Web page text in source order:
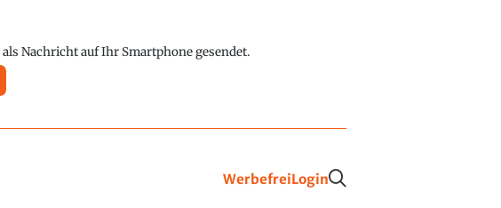
Nachricht auf Ihr Smartphone gesendet.
WerbefreiLogin